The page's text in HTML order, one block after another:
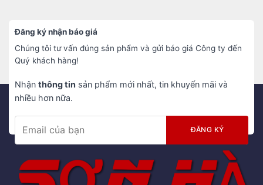
Đăng ký nhận báo giá
Chúng tôi tư vấn đúng sản phẩm và gửi báo giá Công ty đến
Quý khách hàng!
Nhận thông tin sản phẩm mới nhất, tin khuyến mãi và
nhiều hơn nữa.